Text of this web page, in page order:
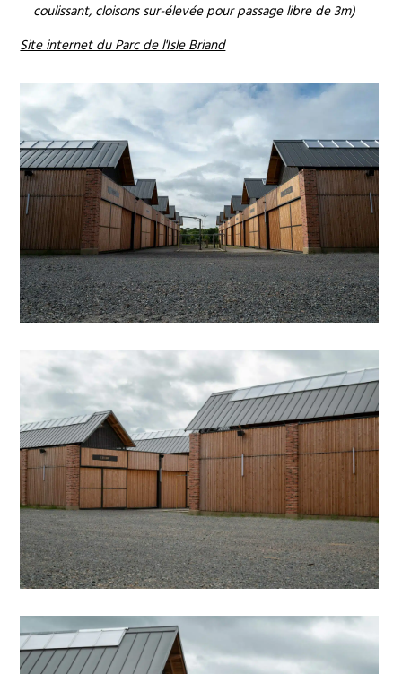
coulissant, cloisons sur-élevée pour passage libre de 3m)
Site internet du Parc de l'Isle Briand